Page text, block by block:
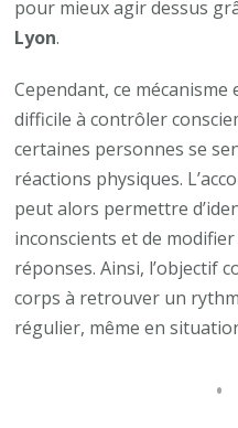
pour mieux agir dessus
Lyon.
Cependant, ce
difficile à contrôler
certaines personnes se
réactions physiques.
peut alors permettre
inconscients et de
réponses. Ainsi, l’objectif
corps à retrouver un
régulier, même en